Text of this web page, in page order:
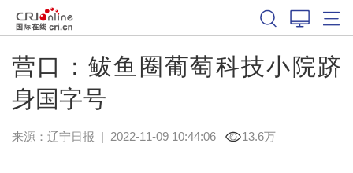
营口：鲅鱼圈葡萄科技小院跻
身国字号
来源： 辽宁日报 | 2022-11-09 10:44:06 13.6万